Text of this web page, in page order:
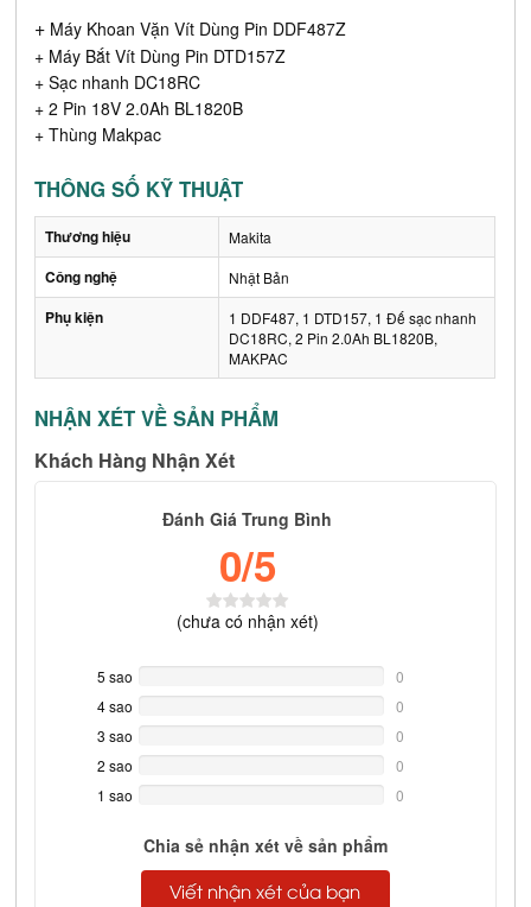
+ Máy Khoan Vặn Vít Dùng Pin DDF487Z
+ Máy Bắt Vít Dùng Pin DTD157Z
+ Sạc nhanh DC18RC
+ 2 Pin 18V 2.0Ah BL1820B
+ Thùng Makpac
THÔNG SỐ KỸ THUẬT
Thương hiệu Makita
Công nghệ Nhật Bản
Phụ kiện
1 DDF487, 1 DTD157, 1 Đế sạc nhanh
DC18RC, 2 Pin 2.0Ah BL1820B,
MAKPAC
NHẬN XÉT VỀ SẢN PHẨM
Khách Hàng Nhận Xét
Đánh Giá Trung Bình
0/5
(chưa có nhận xét)
5 sao
Complete
0
4 sao
Complete
0
3 sao
Complete
0
2 sao
Complete
0
1 sao
0
Chia sẻ nhận xét về sản phẩm
Viết nhận xét của bạn